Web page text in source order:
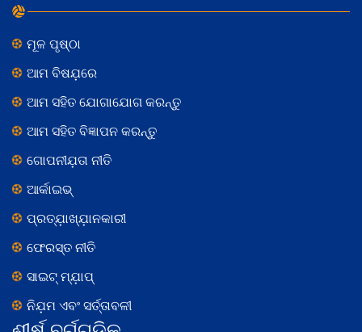
ମୂଳ ପୃଷ୍ଠା
ଆମ ବିଷଯ଼ରେ
ଆମ ସହିତ ଯୋଗାଯୋଗ କରନ୍ତୁ
ଆମ ସହିତ ବିଜ୍ଞାପନ କରନ୍ତୁ
ଗୋପନୀଯ଼ତା ନୀତି
ଆର୍କାଇଭ୍
ପ୍ରତ୍ଯ଼ାଖ୍ଯ଼ାନକାରୀ
ଫେରସ୍ତ ନୀତି
ସାଇଟ୍ ମ୍ଯ଼ାପ୍
ନିଯ଼ମ ଏବଂ ସର୍ତ୍ତାବଳୀ